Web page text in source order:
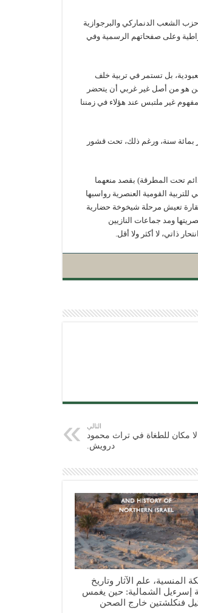
الشعب الدنماركي والبرجوازية
وعلى صفحاتهم الرسمية وفي
بل تستمر في تربية خلف
هو من أصل غير غربي أن يتحضر
غير ملتبس عند هؤلاء في زمننا
بمائة سنة، ورغم ذلك، تحت قشور
تحت المطرقة) بقصد منعهما
للتربية القومية العنصرية رواسبها
القارة تعيش مرحلة شيخوخة حضارية
ومد جماعات النازيين
ذاتي، لا أكثر ولا أقل.
التالي
لا مكان للطغاة في تراث محمود
درويش.
المنسية، علم الآثار وتاريخ
إسرءيل الشمالية: حين يغمس
فنكلشتين خارج الصحن